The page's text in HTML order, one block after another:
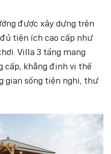
được xây dựng trên
tiện ích cao cấp như
Villa 3 tầng mang
cấp, khẳng định vị thế
gian sống tiện nghi, thư